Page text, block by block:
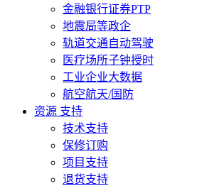
金融银行证券PTP
地震局等政企
轨道交通自动驾驶
医疗场所子钟授时
工业企业大数据
航空航天/国防
资源 支持
技术支持
保修订购
项目支持
退货支持